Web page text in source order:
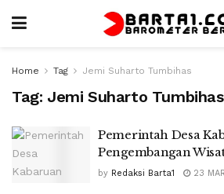
Home Tag Jemi Suharto Tumbihas
Tag: Jemi Suharto Tumbihas
Pemerintah Desa
Pengembangan
by Redaksi Barta1 23